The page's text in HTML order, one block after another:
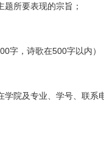
所要表现的宗旨；
，诗歌在500字以内）
院及专业、学号、联系